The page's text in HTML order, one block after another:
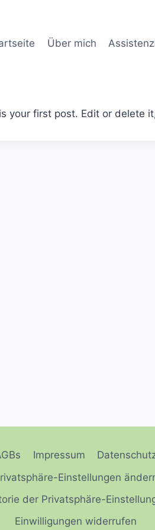
Über mich
your first post. Edit or delete
Impressum
Einstellungen
der Privatsphäre-
Einwilligungen widerrufen